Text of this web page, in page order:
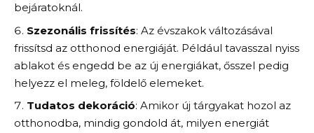
bejáratoknál.
Szezonális frissítés: Az évszakok változásával
frissítsd az otthonod energiáját. Például tavasszal nyiss
ablakot és engedd be az új energiákat, ősszel pedig
helyezz el meleg, földelő elemeket.
Tudatos dekoráció: Amikor új tárgyakat hozol az
otthonodba, mindig gondold át, milyen energiát